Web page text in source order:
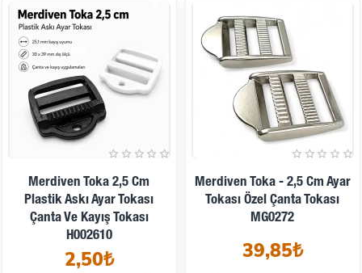
Merdiven Toka 2,5 Cm
Plastik Askı Ayar Tokası
Çanta Ve Kayış Tokası
H002610
2,50₺
Merdiven Toka - 2,5 Cm Ayar
Tokası Özel Çanta Tokası
MG0272
39,85₺